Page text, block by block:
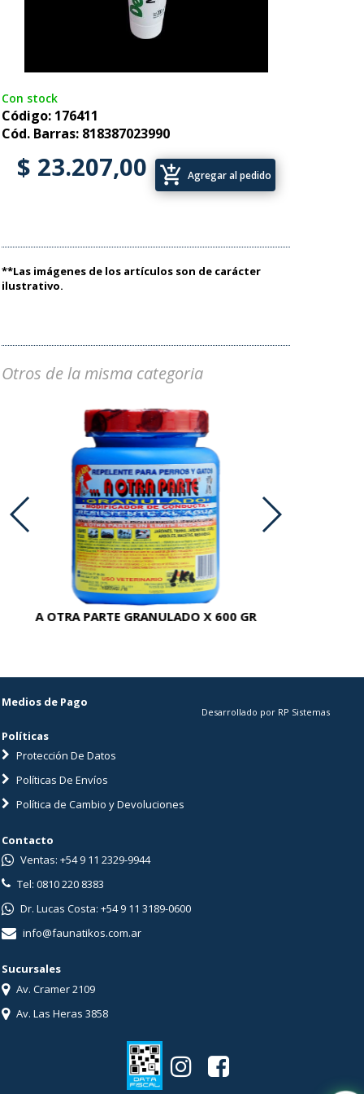
Con stock
Código: 176411
Cód. Barras: 818387023990
$ 23.207,00 add_shopping_cart Agregar al pedido
**Las imágenes de los artículos son de carácter
ilustrativo.
Otros de la misma categoria
A OTRA PARTE GRANULADO X 600 GR
Medios de Pago
Políticas
Protección De Datos
Políticas De Envíos
Política de Cambio y Devoluciones
Desarrollado por RP Sistemas
Contacto
Ventas: +54 9 11 2329-9944
Tel: 0810 220 8383
Dr. Lucas Costa: +54 9 11 3189-0600
info@faunatikos.com.ar
Sucursales
Av. Cramer 2109
Av. Las Heras 3858